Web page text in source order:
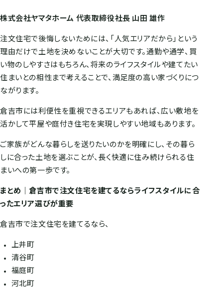
株式会社ヤマタホーム 代表取締役社長 山田 雄作
注文住宅で後悔しないためには、「人気エリアだから」という
理由だけで土地を決めないことが大切です。通勤や通学、買
い物のしやすさはもちろん、将来のライフスタイルや建てたい
住まいとの相性まで考えることで、満足度の高い家づくりにつ
ながります。
倉吉市には利便性を重視できるエリアもあれば、広い敷地を
活かして平屋や庭付き住宅を実現しやすい地域もあります。
ご家族がどんな暮らしを送りたいのかを明確にし、その暮ら
しに合った土地を選ぶことが、長く快適に住み続けられる住
まいへの第一歩です。
まとめ｜倉吉市で注文住宅を建てるならライフスタイルに合
ったエリア選びが重要
倉吉市で注文住宅を建てるなら、
上井町
清谷町
福庭町
河北町